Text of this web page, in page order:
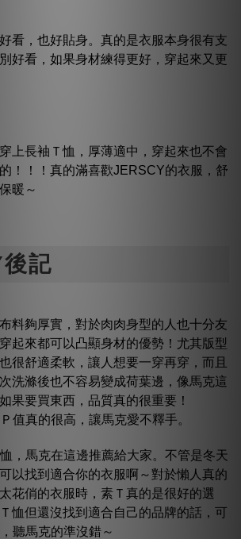
看，也好貼身。真的是衣服本身很有支
好看，如果身材練得更好，穿起來又更
上長袖Ｔ恤，厚薄適中，穿起來也不會
！！！真的滿喜歡JERSCY的衣服，舒
暖～
記
料夠厚實，對於肉肉身型的人也十分友
起來都可以凸顯身材的優勢！尤其版型
很舒適柔軟，讓人想要一穿再穿，而且
洗滌後也不容易變成荷葉邊，像馬克這
果要買東西，品質真的很重要！
值真的很高，讓馬克愛不釋手。
，馬克在這邊推薦給大家。不管是冬天
以找到適合你的衣服啊～對於懶人真的
花俏的衣服時，素Ｔ真的是很好的選
恤但還沒找到適合自己的品牌的話，可
聽馬克的準沒錯～